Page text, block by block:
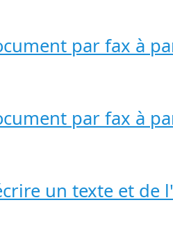
par fax à
par fax à
un texte et de